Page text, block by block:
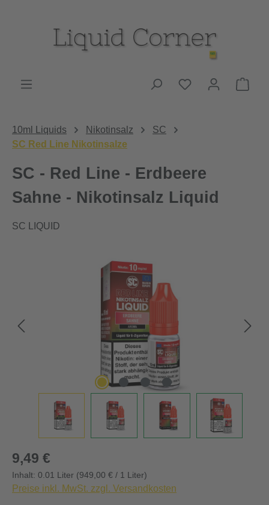
Du hast 0
10ml Liquids Nikotinsalz
SC
SC Red Line Nikotinsalze
SC - Red Line - Erdbeere
Sahne - Nikotinsalz Liquid
SC LIQUID
Bildergalerie überspringen
Regulärer Preis:
9,49 €
Inhalt: 0.01 Liter (949,00 € / 1 Liter)
Preise inkl. MwSt. zzgl. Versandkosten